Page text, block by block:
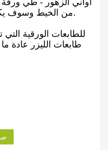
من الخيط وسوف يكون لديك وعاء الزهور الأنيق.